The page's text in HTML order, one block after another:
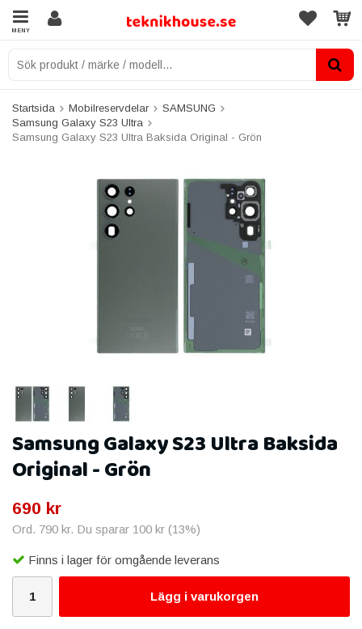
MENY
Startsida Mobilreservdelar
SAMSUNG
Samsung Galaxy S23 Ultra
Samsung Galaxy S23 Ultra Baksida Original - Grön
Samsung Galaxy S23 Ultra Baksida
Original - Grön
690 kr
Ord. 790 kr. Du sparar 100 kr (13%)
Finns i lager för omgående leverans
Lägg i varukorgen